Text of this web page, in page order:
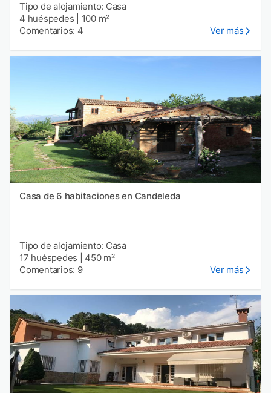
Tipo de alojamiento: Casa
4 huéspedes
100 m²
Comentarios: 4
Ver más
Casa de 6 habitaciones en Candeleda
Tipo de alojamiento: Casa
17 huéspedes
450 m²
Comentarios: 9
Ver más